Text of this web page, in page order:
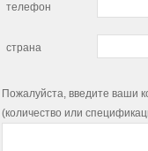
телефон
страна
Пожалуйста, введите ваши
(количество или